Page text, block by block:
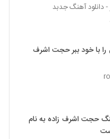
دانلود آهنگ جدبد
با خود ببر حجت اشرف
حجت اشرف زاده به نام